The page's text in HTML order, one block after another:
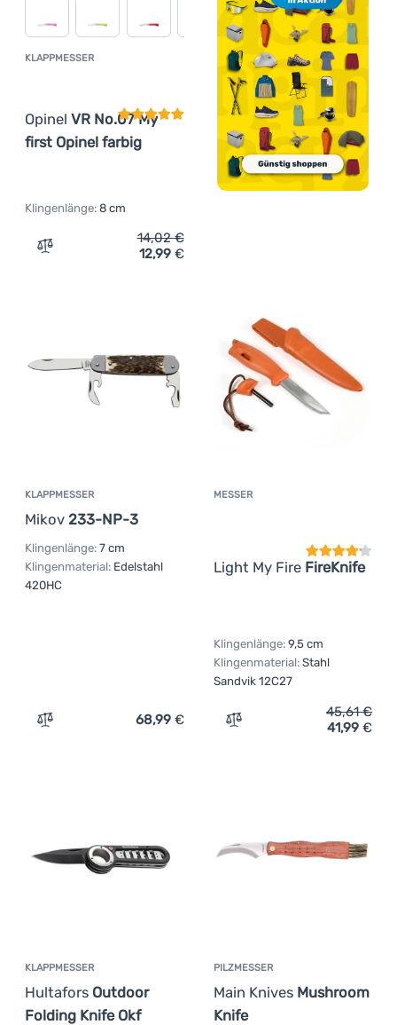
KLAPPMESSER
Opinel VR No.07 My
first Opinel farbig
Kundenbewertung
Klingenlänge: 8 cm
Zum Vergleich 'Klappmesser Opinel VR No.07 My first
14,02€
12,99 €
KLAPPMESSER
Mikov 233-NP-3
Klingenlänge: 7 cm
Klingenmaterial: Edelstahl
420HC
Zum Vergleich 'Klappmesser Mikov 233-NP-3'
68,99 €
MESSER
Light My Fire FireKnife
Klingenlänge: 9,5 cm
Klingenmaterial: Stahl
Sandvik 12C27
Zum Vergleich 'Messer
45,61€
41,99 €
KLAPPMESSER
Hultafors Outdoor
Folding Knife Okf
PILZMESSER
Main Knives Mushroom
Knife